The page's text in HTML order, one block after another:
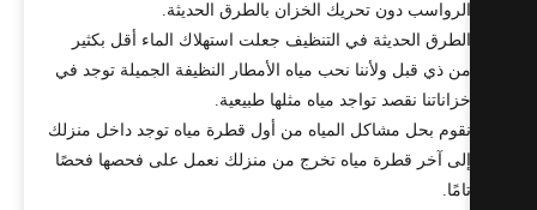
الرواسب دون تحريك الخزان بالطرق الحديثة.
الطرق الحديثة في التنظيف جعلت استهلاك الماء أقل بكثير
من ذي قبل ولأننا نحب مياه الأمطار النظيفة الجميلة توجد في
خزاناتنا نقصد تواجد مياه مثلها طبيعية.
نقوم بحل مشاكل المياه من أول قطرة مياه توجد داخل منزلك
إلى آخر قطرة مياه تخرج من منزلك نعمل على فحصها فحصًا